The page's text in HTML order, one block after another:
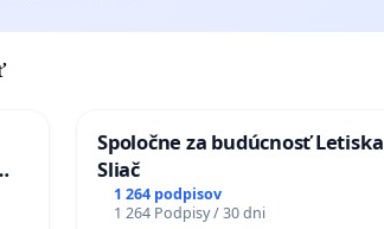
Spoločne za budúcnosť Letiska
Sliač
1 264 podpisov
1 264 Podpisy / 30 dni